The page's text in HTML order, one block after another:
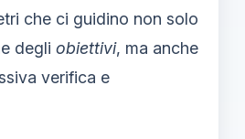
che ci guidino non solo
degli obiettivi, ma anche
verifica e